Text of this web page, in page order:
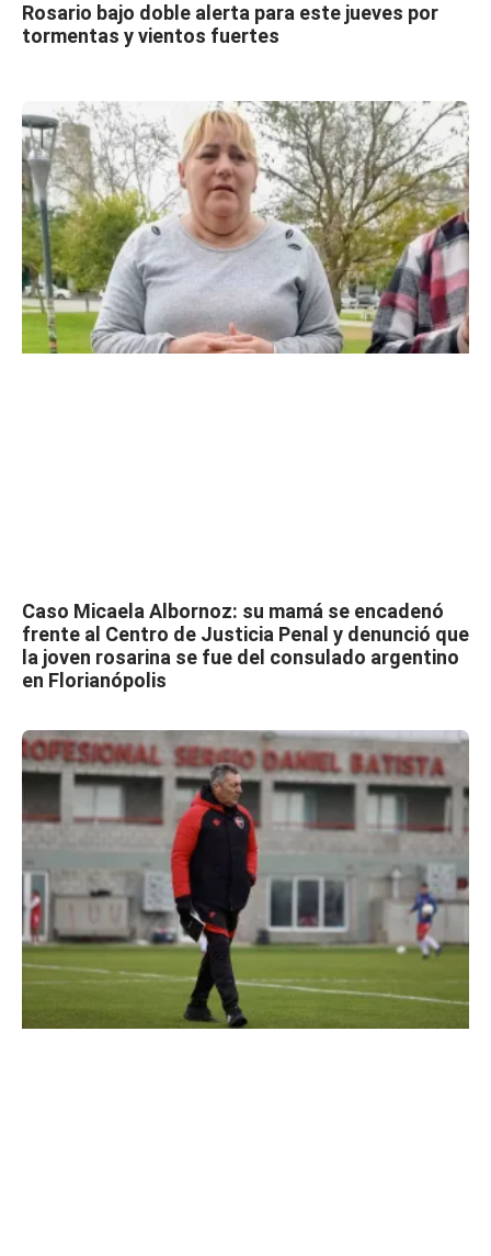
Rosario bajo doble alerta para este jueves por
tormentas y vientos fuertes
Caso Micaela Albornoz: su mamá se encadenó
frente al Centro de Justicia Penal y denunció que
la joven rosarina se fue del consulado argentino
en Florianópolis